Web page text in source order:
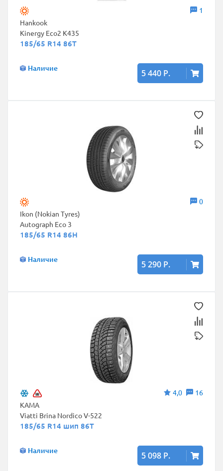
1
Hankook
Kinergy Eco2 K435
185/65 R14 86T
Наличие 5 440 Р.
0
Ikon (Nokian Tyres)
Autograph Eco 3
185/65 R14 86H
Наличие 5 290 Р.
4,0
16
КАМА
Viatti Brina Nordico V-522
185/65 R14 шип 86T
Наличие 5 098 Р.